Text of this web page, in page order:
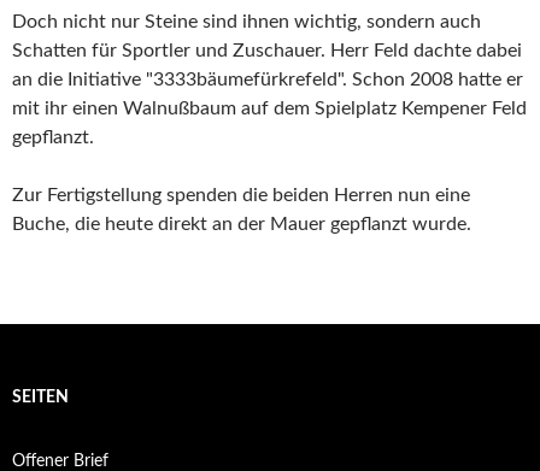
Doch nicht nur Steine sind ihnen wichtig, sondern auch
Schatten für Sportler und Zuschauer. Herr Feld dachte dabei
an die Initiative "3333bäumefürkrefeld". Schon 2008 hatte er
mit ihr einen Walnußbaum auf dem Spielplatz Kempener Feld
gepflanzt.
Zur Fertigstellung spenden die beiden Herren nun eine
Buche, die heute direkt an der Mauer gepflanzt wurde.
SEITEN
Offener Brief